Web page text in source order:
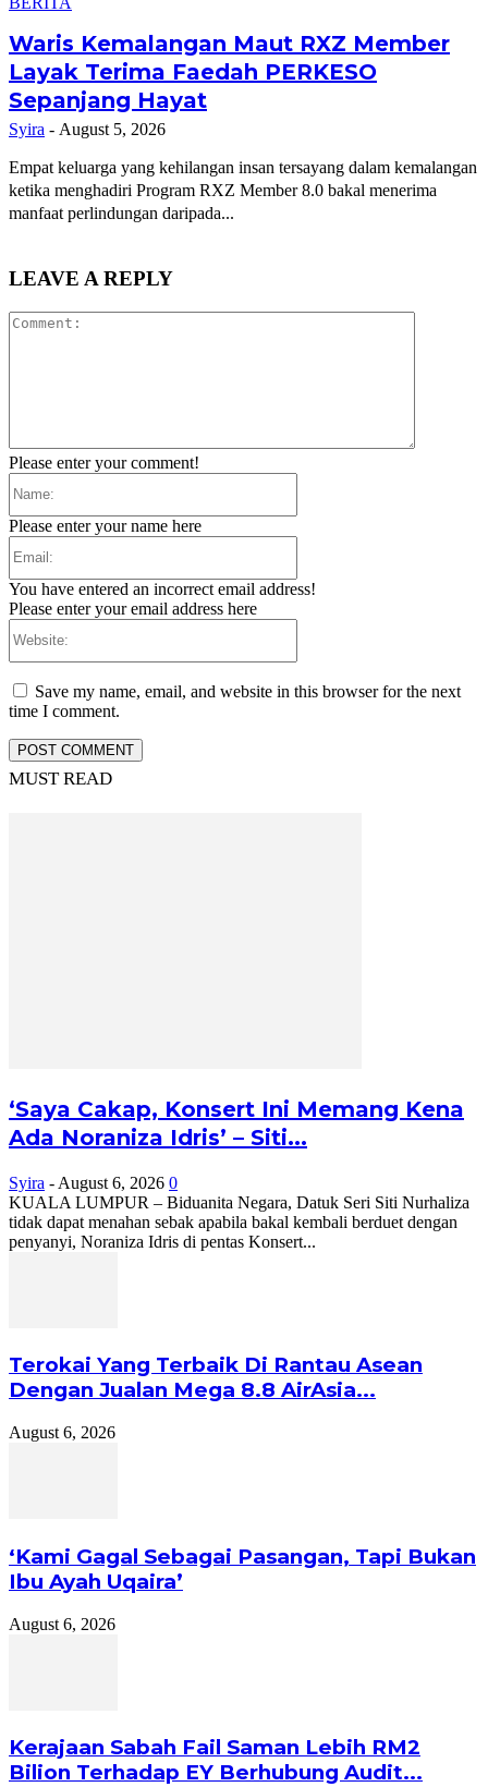
Waris Kemalangan Maut RXZ Member
Layak Terima Faedah PERKESO
Sepanjang Hayat
Syira - August 5, 2026
Empat keluarga yang kehilangan insan tersayang dalam kemalangan
ketika menghadiri Program RXZ Member 8.0 bakal menerima
manfaat perlindungan daripada...
LEAVE A REPLY
Please enter your comment!
Please enter your name here
You have entered an incorrect email address!
Please enter your email address here
Save my name, email, and website in this browser for the next
time I comment.
MUST READ
‘Saya Cakap, Konsert Ini Memang Kena
Ada Noraniza Idris’ – Siti...
Syira - August 6, 2026 0
KUALA LUMPUR – Biduanita Negara, Datuk Seri Siti Nurhaliza
tidak dapat menahan sebak apabila bakal kembali berduet dengan
penyanyi, Noraniza Idris di pentas Konsert...
Terokai Yang Terbaik Di Rantau Asean
Dengan Jualan Mega 8.8 AirAsia...
August 6, 2026
‘Kami Gagal Sebagai Pasangan, Tapi Bukan
Ibu Ayah Uqaira’
August 6, 2026
Kerajaan Sabah Fail Saman Lebih RM2
Bilion Terhadap EY Berhubung Audit...